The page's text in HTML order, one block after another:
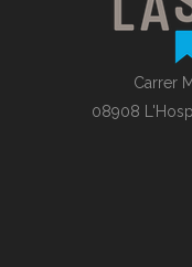
Carrer
08908